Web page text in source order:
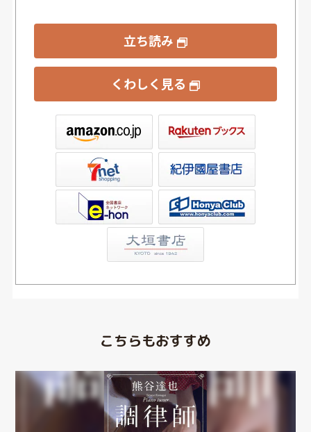
立ち読み
くわしく見る
書店ウェブストア
こちらもおすすめ